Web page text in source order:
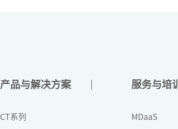
产品与解决方案
CT系列
服务与培训
MDaaS